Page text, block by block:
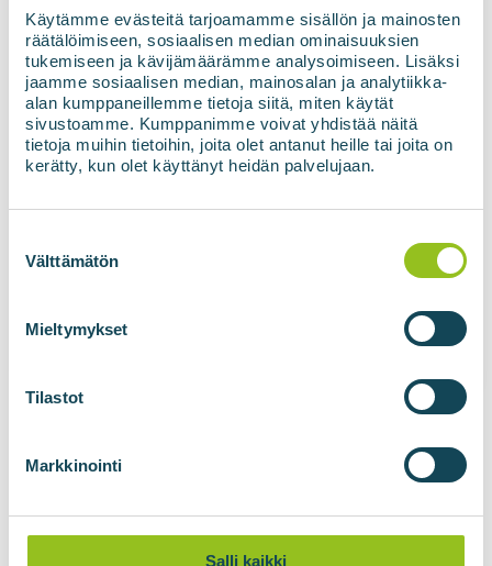
Käytämme evästeitä tarjoamamme sisällön ja mainosten
räätälöimiseen, sosiaalisen median ominaisuuksien
tukemiseen ja kävijämäärämme analysoimiseen. Lisäksi
jaamme sosiaalisen median, mainosalan ja analytiikka-
alan kumppaneillemme tietoja siitä, miten käytät
sivustoamme. Kumppanimme voivat yhdistää näitä
tietoja muihin tietoihin, joita olet antanut heille tai joita on
kerätty, kun olet käyttänyt heidän palvelujaan.
valinta
Välttämätön
Mieltymykset
Tilastot
Markkinointi
Salli kaikki
PSA-Gasraffineringsenhet: Mikkeli
Finland
Mikko Ronkainen 10.07.2020 Ingen kommentarer
Biovoima leverte et PSA-gassbehandlingssystem til
Biosairila biogassanlegg i Mikkeli i 2020. PSA-
tillegg til metan inneholder rå biogass vanligvis rundt
35–40 % karbondioksid og små mengder vann,
Les mer